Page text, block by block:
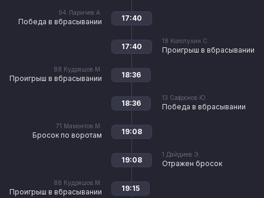
94 Ларичев А.
Победа в вбрасывании 17:40
18 Колотухин С.
Проигрыш в вбрасывании
17:40
88 Кудряшов М.
Проигрыш в вбрасывании 18:36
13 Сафронов Ю.
Победа в вбрасывании
18:36
71 Мамонтов М.
Бросок по воротам 19:08
1 Дайдиев Э.
Отражен бросок
19:08
88 Кудряшов М.
Проигрыш в вбрасывании 19:15